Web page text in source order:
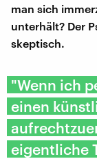
man sich
unterhält? Der
skeptisch.
"Wenn ich
einen
eigentliche